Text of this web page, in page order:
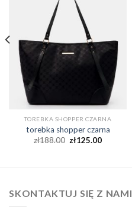
TOREBKA SHOPPER CZARNA
torebka shopper czarna
zł188.00 zł125.00
SKONTAKTUJ SIĘ Z NAMI